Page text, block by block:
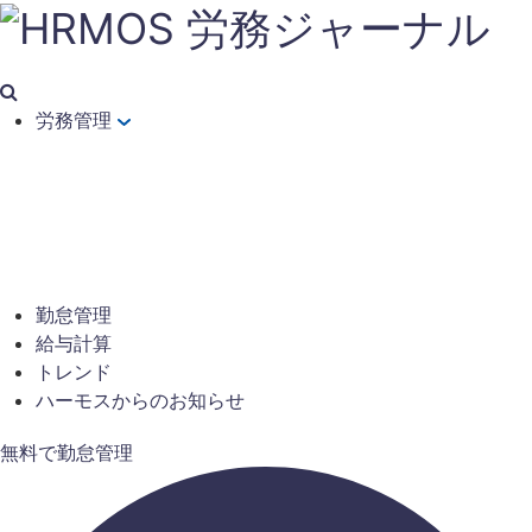
労務管理
勤怠管理
給与計算
トレンド
ハーモスからのお知らせ
無料で勤怠管理